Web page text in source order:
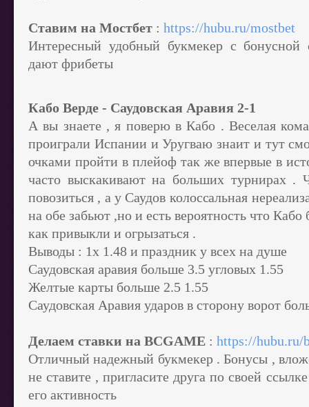
Ставим на Мостбет : https://hubu.ru/mostbet
Интересный удобный букмекер с бонусной
дают фрибеты
Кабо Верде - Саудовская Аравия 2-1
А вы знаете , я поверю в Кабо . Веселая
проиграли Испании и Уругваю знаит и тут
очками пройти в плейоф так же впервые в
часто выскакивают на больших турнирах .
повозиться , а у Саудов колоссальная
на обе забьют ,но и есть вероятность что
как привыкли и огрызаться .
Выводы : 1х 1.48 и праздник у всех на душе
Саудовская аравия больше 3.5 угловых 1.55
Желтые карты больше 2.5 1.55
Саудовская Аравия ударов в сторону ворот
Делаем ставки на BCGAME : https://hubu.ru/
Отличный надежный букмекер . Бонусы ,
не ставите , пригласите друга по своей
его активность